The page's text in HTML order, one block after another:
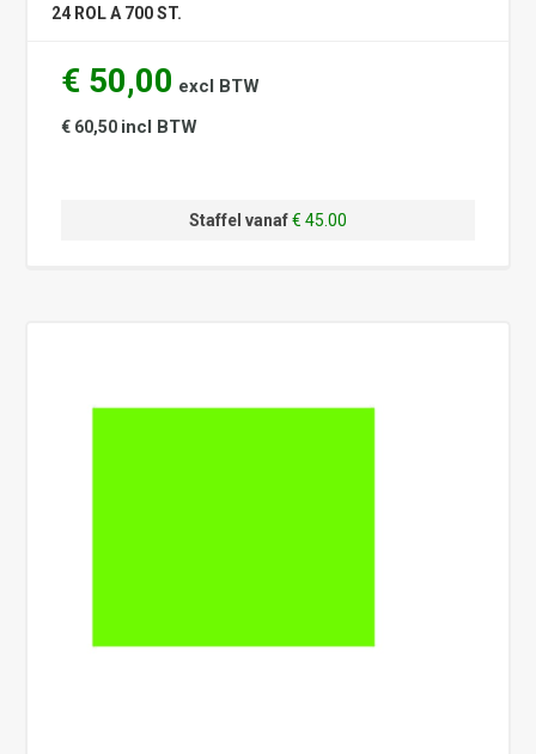
24 ROL A 700 ST.
€ 50,00 excl BTW
€ 60,50 incl BTW
Staffel vanaf€ 45.00